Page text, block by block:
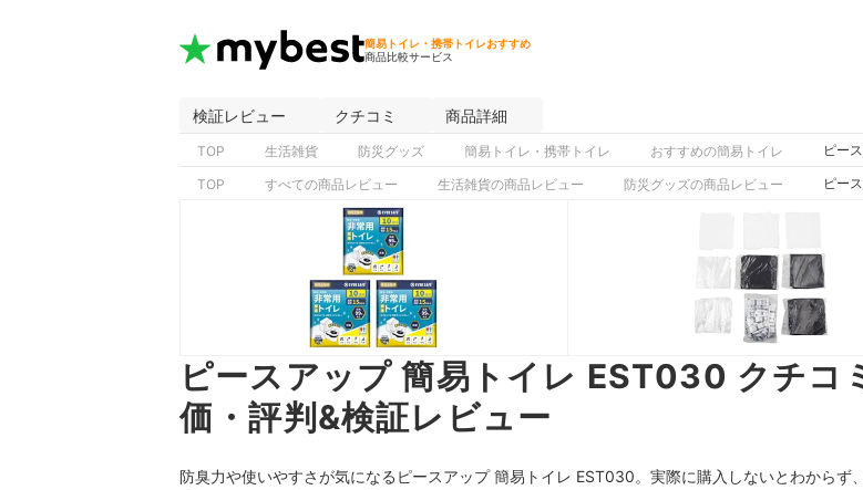
簡易トイレ・携帯トイレおすすめ
商品比較サービス
検証レビュー クチコミ 商品詳細
TOP 生活雑貨 防災グッズ 簡易トイレ・携帯トイレ おすすめの簡易トイレ ピー
TOP すべての商品レビュー 生活雑貨の商品レビュー 防災グッズの商品レビュー ピー
ピースアップ 簡易トイレ EST030 クチコ
価・評判&検証レビュー
防臭力や使いやすさが気になるピースアップ 簡易トイレ EST030。実際に購入しないとわからず